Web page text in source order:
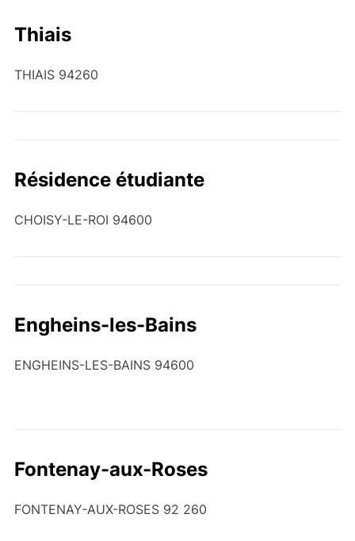
Thiais
THIAIS 94260
Résidence étudiante
CHOISY-LE-ROI 94600
Engheins-les-Bains
ENGHEINS-LES-BAINS 94600
Fontenay-aux-Roses
FONTENAY-AUX-ROSES 92 260